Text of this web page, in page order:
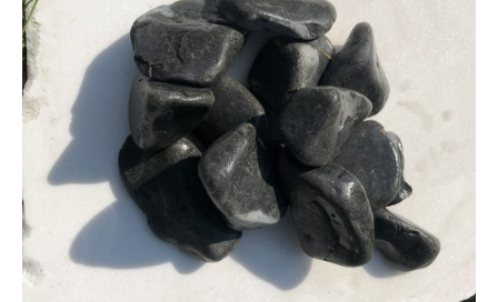
SONDERNABFERTIGUNGEN
ÜBER UNS
AKTUALITÄTEN
SHOWROOM
KONTAKT